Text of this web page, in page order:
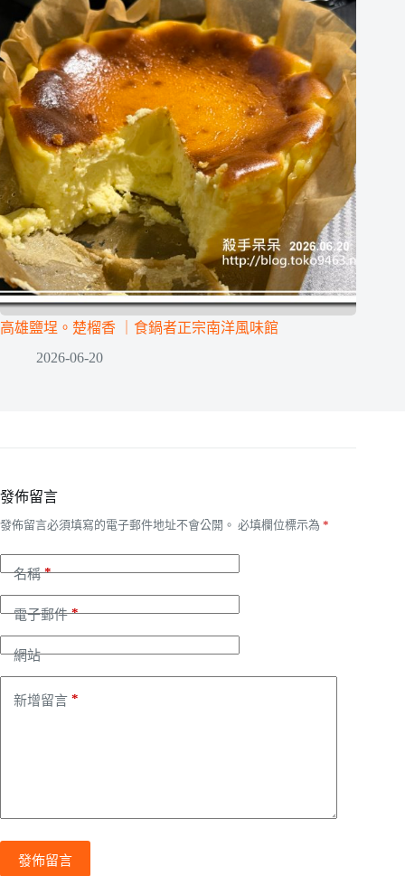
高雄鹽埕。楚榴香 ｜食鍋者正宗南洋風味館
2026-06-20
發佈留言
發佈留言必須填寫的電子郵件地址不會公開。 必填欄位標示為 *
名稱*
電子郵件*
網站
新增留言 *
發佈留言